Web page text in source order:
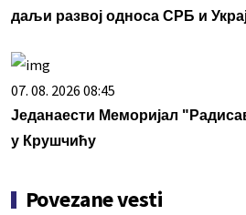
даљи развој односа СРБ и
07. 08. 2026 08:45
Једанаести Меморијал
у Крушчићу
Povezane vesti